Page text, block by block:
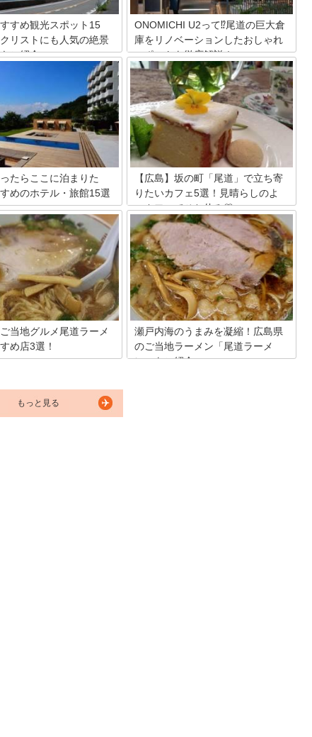
すめ観光スポット15
リストにも人気の絶景
ご紹介
内海に浮かぶ小さな島。尾道
なみ海道を通って、向島を経
を渡ってアクセスできます。
トにも人気の島で、瀬戸内海
しめる観光名所がたくさん。
やしまなみビーチ、因島大
など因島のおすすめの観光
介しましょう。
ONOMICHI U2って⁉尾道の巨大倉
庫をリノベーションしたおしゃれ
スポットを徹底解説！
サイクリングロードとして人気がある瀬
戸内のしまなみ街道。その街道が通る尾
道の「サイクリストの聖地」と呼ばれる
スポット、ONOMICHI U2をご存知です
か？巨大な倉庫をリノベーションして造
られたこちらは、おしゃれで素敵とサイ
クリスト以外にも評判の人気スポット。
今回はそんなONOMICHI U2の魅力をご
紹介しますね。
たらここに泊まりた
めのホテル・旅館15選
道。美しい景色が見られる尾
じめとして、見どころも多く
て大人気な町ですね。また、
アニメの舞台として使われ
でもあります。今回はそんな
に便利なおすすめのホテル
紹介していきますよ！
【広島】坂の町「尾道」で立ち寄
りたいカフェ5選！見晴らしのよ
いカフェでひと休み♡
古くから文学や映画など様々な作品の舞
台となった広島県尾道市は観光地として
も人気です。坂や階段、細い路地が多い
ので尾道散策は徒歩がおすすめ。歩き疲
れたら風情のあるカフェでひと休みもい
いですね。見晴らしがよくて素敵な尾道
カフェを5選ご紹介します。
ご当地グルメ尾道ラーメ
め店3選！
と呼ばれる広島県・尾道なら
地グルメがあることをご存知
？今回こちらでは尾道ラーメ
瀬戸内海のうまみを凝縮！広島県
のご当地ラーメン「尾道ラーメ
ン」をご紹介
もっと見る